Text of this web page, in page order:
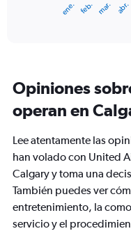
categories.
chart
1
Y
axis
displaying
values.
Range:
0
ene. feb. mar. abr.
Opiniones
operan en
Lee atentamente las
han volado con United
Calgary y toma una
También puedes ver
entretenimiento, la
servicio y el